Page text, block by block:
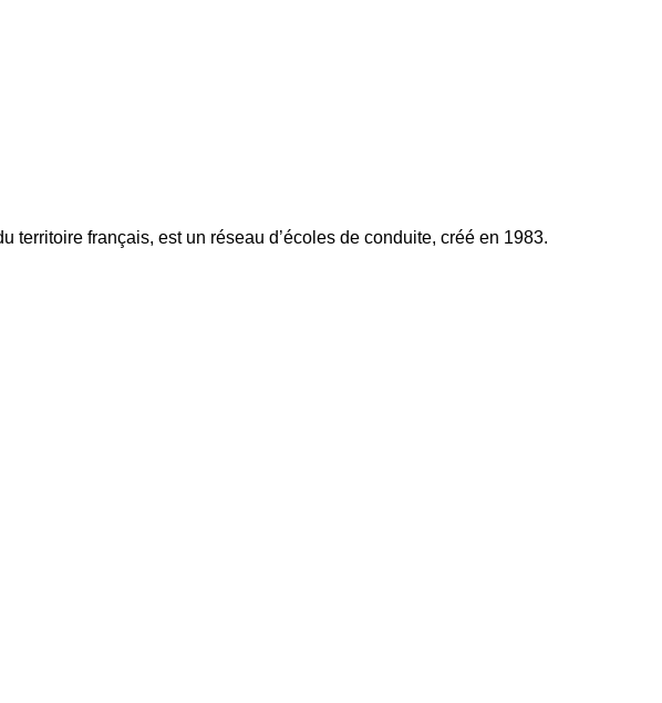
territoire français, est un réseau d’écoles de conduite, créé en 1983.